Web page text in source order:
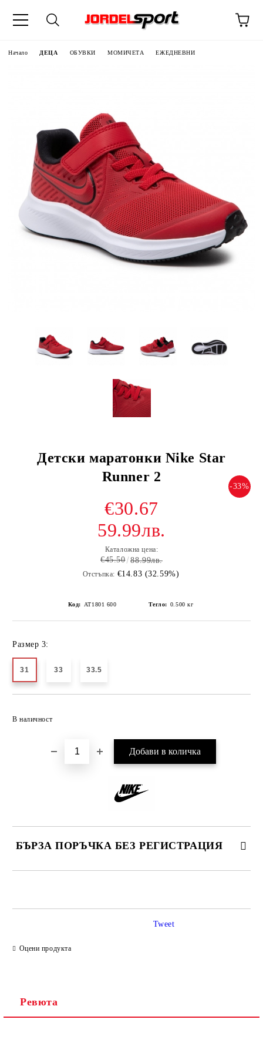
Начало ДЕЦА ОБУВКИ МОМИЧЕТА ЕЖЕДНЕВНИ
Детски маратонки Nike Star
Runner 2
-33%
€30.67
59.99лв.
Каталожна цена:
€45.50 88.99лв.
Отстъпка: €14.83 (32.59%)
Код: AT1801 600 Тегло: 0.500 кг
Размер 3:
31 33 33.5
В наличност
БЪРЗА ПОРЪЧКА БЕЗ РЕГИСТРАЦИЯ
Оцени продукта
Tweet
Ревюта